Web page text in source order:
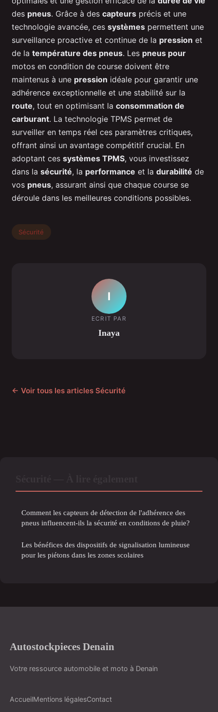
des pneus. Grâce à des capteurs précis et une
technologie avancée, ces systèmes permettent une
surveillance proactive et continue de la pression et
de la température des pneus. Les pneus pour
motos en condition de course doivent être
maintenus à une pression idéale pour garantir une
adhérence exceptionnelle et une stabilité sur la
route, tout en optimisant la consommation de
carburant. La technologie TPMS permet de
surveiller en temps réel ces paramètres critiques,
offrant ainsi un avantage compétitif crucial. En
adoptant ces systèmes TPMS, vous investissez
dans la sécurité, la performance et la durabilité de
vos pneus, assurant ainsi que chaque course se
déroule dans les meilleures conditions possibles.
Sécurité
I
ECRIT PAR
Inaya
← Voir tous les articles Sécurité
Comment les capteurs de détection de l'adhérence des
pneus influencent-ils la sécurité en conditions de pluie?
Les bénéfices des dispositifs de signalisation lumineuse
pour les piétons dans les zones scolaires
Autostockpieces Denain
Votre ressource automobile et moto à Denain
AccueilMentions légalesContact